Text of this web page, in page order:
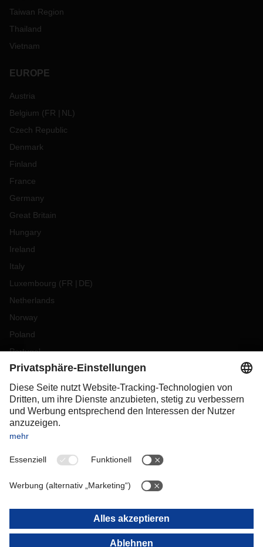
Taiwan Region
Thailand
Vietnam
EUROPE
Austria
Belgium (FR NL )
Czech Republic
Denmark
Finland
France
Germany
Great Britain
Hungary
Ireland
Italy
Luxembourg (FR DE)
Netherlands
Norway
Poland
Portugal
Romania
Slovakia
Spain
Sweden
Switzerland
OCEANIA